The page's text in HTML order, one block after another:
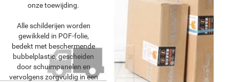
onze toewijding.
Alle schilderijen worden
gewikkeld in POF-folie,
bedekt met beschermende
bubbelplastic, gescheiden
door schuimpanelen en
vervolgens zorgvuldig in een